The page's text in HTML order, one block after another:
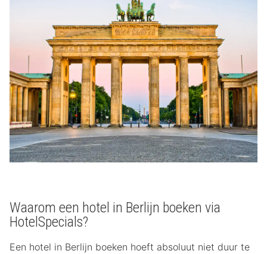
Waarom een hotel in Berlijn boeken via
HotelSpecials?
Een hotel in Berlijn boeken hoeft absoluut niet duur te